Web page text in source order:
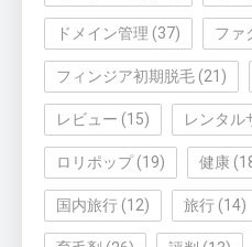
ドメイン管理 (37) ファ
フィンジア初期脱毛 (21)
レビュー (15) レンタル
ロリポップ(19) 健康
国内旅行 (12) 旅行 (14)